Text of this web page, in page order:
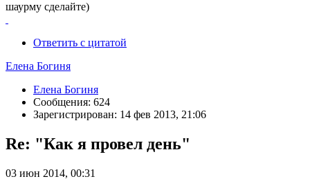
шаурму сделайте)
Ответить с цитатой
Елена Богиня
Елена Богиня
Сообщения: 624
Зарегистрирован: 14 фев 2013, 21:06
Re: "Как я провел день"
03 июн 2014, 00:31